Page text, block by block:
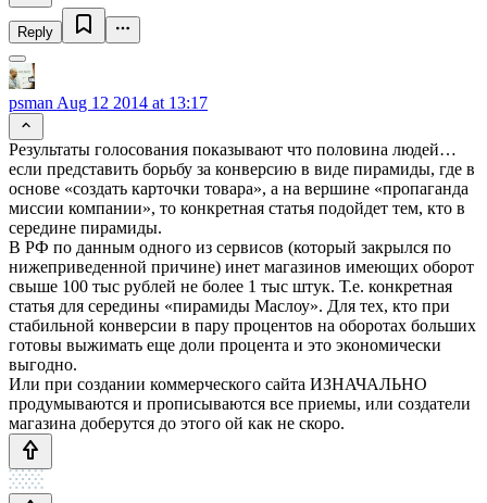
Reply
psman Aug 12 2014 at 13:17
Результаты голосования показывают что половина людей…
если представить борьбу за конверсию в виде пирамиды, где в
основе «создать карточки товара», а на вершине «пропаганда
миссии компании», то конкретная статья подойдет тем, кто в
середине пирамиды.
В РФ по данным одного из сервисов (который закрылся по
нижеприведенной причине) инет магазинов имеющих оборот
свыше 100 тыс рублей не более 1 тыс штук. Т.е. конкретная
статья для середины «пирамиды Маслоу». Для тех, кто при
стабильной конверсии в пару процентов на оборотах больших
готовы выжимать еще доли процента и это экономически
выгодно.
Или при создании коммерческого сайта ИЗНАЧАЛЬНО
продумываются и прописываются все приемы, или создатели
магазина доберутся до этого ой как не скоро.